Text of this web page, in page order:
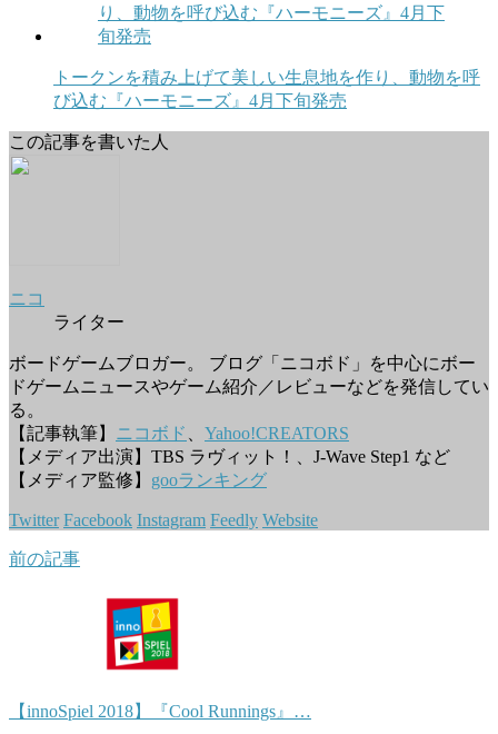
トークンを積み上げて美しい生息地を作り、動物を呼
び込む『ハーモニーズ』4月下旬発売
この記事を書いた人
ニコ
ライター
ボードゲームブロガー。 ブログ「ニコボド」を中心にボー
ドゲームニュースやゲーム紹介／レビューなどを発信してい
る。
【記事執筆】 ニコボド
Yahoo!CREATORS
【メディア出演】TBS ラヴィット！、J-Wave Step1 など
【メディア監修】 gooランキング
Twitter Facebook Instagram Feedly Website
前の記事
【innoSpiel 2018】『Cool Runnings』…